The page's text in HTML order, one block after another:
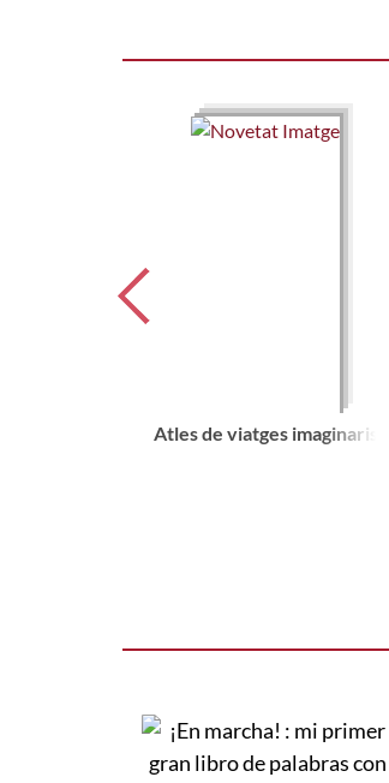
Atles de viatges imaginaris